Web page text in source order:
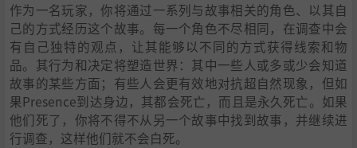
作为一名玩家，你将通过一系列与故事相关的角色、以其自
己的方式经历这个故事。每一个角色不尽相同，在调查中会
有自己独特的观点，让其能够以不同的方式获得线索和物
品。其行为和决定将塑造世界：其中一些人或多或少会知道
故事的某些方面；有些人会更有效地对抗超自然现象，但如
果Presence到达身边，其都会死亡，而且是永久死亡。如果
他们死了，你将不得不从另一个故事中找到故事，并继续进
行调查，这样他们就不会白死。